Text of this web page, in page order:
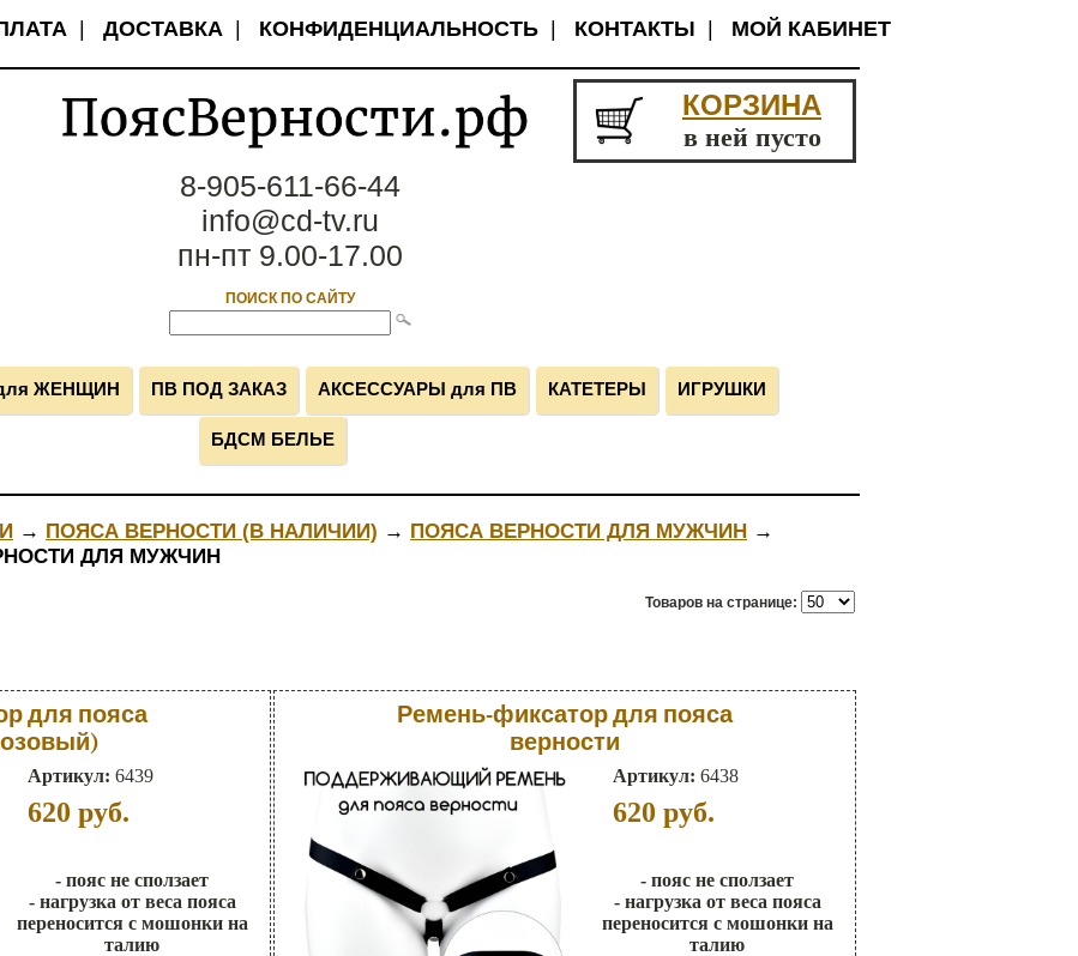
|ДОСТАВКА | КОНФИДЕНЦИАЛЬНОСТЬ | КОНТАКТЫ | МОЙ КАБИНЕТ
КОРЗИНА
в ней пусто
8-905-611-66-44
info@cd-tv.ru
пн-пт 9.00-17.00
ПОИСК ПО САЙТУ
ЖЕНЩИН ПВ ПОД ЗАКАЗ АКСЕССУАРЫ для ПВ КАТЕТЕРЫ ИГРУШКИ
БДСМ БЕЛЬЕ
→ ПОЯСА ВЕРНОСТИ (В НАЛИЧИИ) → ПОЯСА ВЕРНОСТИ ДЛЯ МУЖЧИН →
ДЛЯ МУЖЧИН
Товаров на странице:
для пояса
Артикул: 6439
620 руб.
- пояс не сползает
- нагрузка от веса пояса
переносится с мошонки на
талию
Ремень-фиксатор для пояса
верности
Артикул: 6438
620 руб.
- пояс не сползает
- нагрузка от веса пояса
переносится с мошонки на
талию